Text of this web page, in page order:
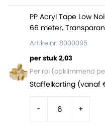
PP Acryl Tape Low
66 meter,
Artikelnr: 8000095
per stuk 2,03
Per rol (opklimmend
Staffelkorting (vanaf
- +